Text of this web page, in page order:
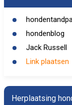
hondenblog
Jack Russell
Link plaatsen
Herplaatsing